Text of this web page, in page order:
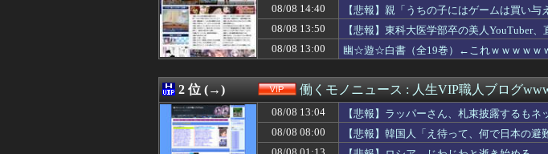
08/08 16:25
【悲報】生挿入にビビってる女多すぎだろｗｗｗｗｗｗ
08/08 16:22
【悲報】韓国サッカー協会に性接待疑惑、「Jリーグの
08/08 16:20
【悲報】仙台育英の女部員←ベンチ入り 強豪校のジャ
08/08 16:18
【衝撃】移民さんの価値、発表されるｗｗｗｗｗ(※画像
08/08 16:10
【急増】「外国人受け入れ反対」56.3％に わずか2年で
08/08 16:10
【画像】女子さん、ヌードデッサンでチ〇コをガン見し
08/08 16:09
【京都大】脳外科医「これ腫瘍？」検査「正常な脳組織
08/08 16:09
ショートスリーパー堀大輔、「寝たほうがいいのでは？
08/08 16:06
★★昨晩、久しぶりに嫁とセックスしたんだが・・・
08/08 16:05
【動画】ショートスリーパー「寝たほうがいいよ」の一
08/08 14:40
【悲報】親「うちの子にはゲームは買い
08/08 13:50
【悲報】東科大医学部卒の美人YouTuber、
08/08 13:00
幽☆遊☆白書（全19巻）←これｗｗｗｗｗ
2 位 (→) 働くモノニュース : 人生VIP職人ブログ
08/08 13:04
【悲報】ラッパーさん、札束披露するも
08/08 08:00
【悲報】韓国人「え待って、何で日本の